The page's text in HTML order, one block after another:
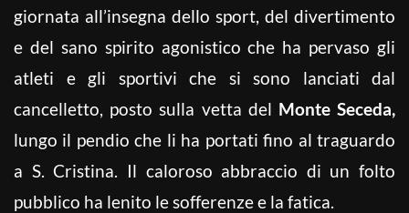
giornata all’insegna dello sport, del divertimento
e del sano spirito agonistico che ha pervaso gli
atleti e gli sportivi che si sono lanciati dal
cancelletto, posto sulla vetta del Monte Seceda,
lungo il pendio che li ha portati fino al traguardo
a S. Cristina. Il caloroso abbraccio di un folto
pubblico ha lenito le sofferenze e la fatica.